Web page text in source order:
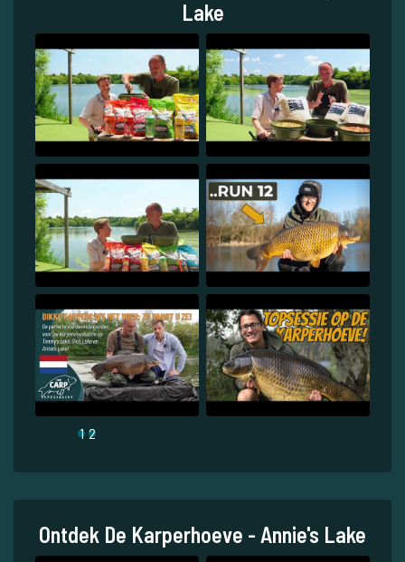
Lake
1 2
Ontdek De Karperhoeve - Annie's Lake